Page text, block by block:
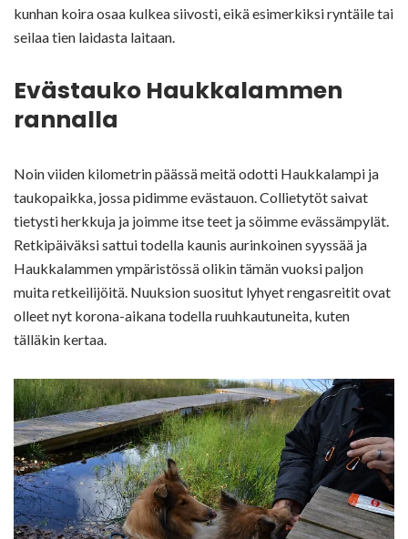
kunhan koira osaa kulkea siivosti, eikä esimerkiksi ryntäile tai
seilaa tien laidasta laitaan.
Evästauko Haukkalammen
rannalla
Noin viiden kilometrin päässä meitä odotti Haukkalampi ja
taukopaikka, jossa pidimme evästauon. Collietytöt saivat
tietysti herkkuja ja joimme itse teet ja söimme evässämpylät.
Retkipäiväksi sattui todella kaunis aurinkoinen syyssää ja
Haukkalammen ympäristössä olikin tämän vuoksi paljon
muita retkeilijöitä. Nuuksion suositut lyhyet rengasreitit ovat
olleet nyt korona-aikana todella ruuhkautuneita, kuten
tälläkin kertaa.